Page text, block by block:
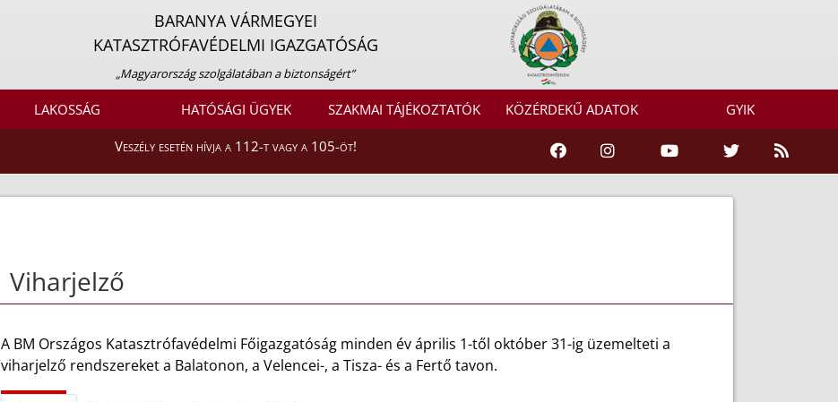
BARANYA VÁRMEGYEI
KATASZTRÓFAVÉDELMI IGAZGATÓSÁG
„Magyarország szolgálatában a biztonságért”
LAKOSSÁG HATÓSÁGI ÜGYEK SZAKMAI TÁJÉKOZTATÓK KÖZÉRDEKŰ ADATOK GYIK
Veszély esetén hívja a 112-t vagy a 105-öt!
Viharjelző
A BM Országos Katasztrófavédelmi Főigazgatóság minden év április 1-től október 31-ig üzemelteti a
viharjelző rendszereket a Balatonon, a Velencei-, a Tisza- és a Fertő tavon.